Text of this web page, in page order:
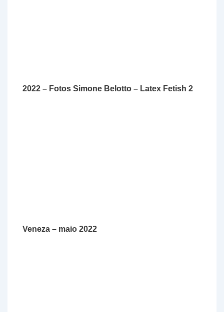
2022 – Fotos Simone Belotto – Latex Fetish 2
Veneza – maio 2022